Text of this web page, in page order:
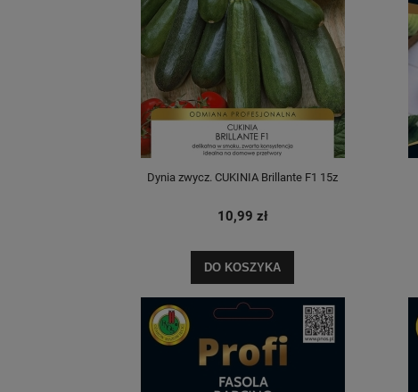
Dynia zwycz. CUKINIA Brillante F1 15z
10,99 zł
DO KOSZYKA